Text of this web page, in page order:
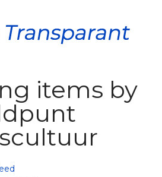
items by